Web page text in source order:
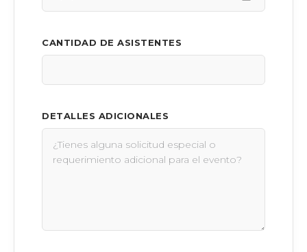
CANTIDAD DE ASISTENTES
DETALLES ADICIONALES